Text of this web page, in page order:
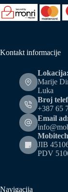
Kontakt informacije
Lokacija:
Marije
Luka
Broj
+387 65
Email
JIB
PDV
Navigacija